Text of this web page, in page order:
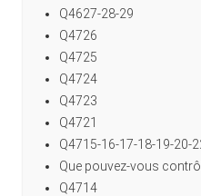
Q4627-28-29
Q4726
Q4725
Q4724
Q4723
Q4721
Q4715-16-17-18-19-20-
Que pouvez-vous
Q4714